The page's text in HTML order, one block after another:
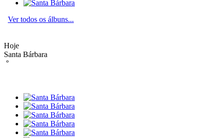
Ver todos os álbuns...
Hoje
Santa Bárbara
°